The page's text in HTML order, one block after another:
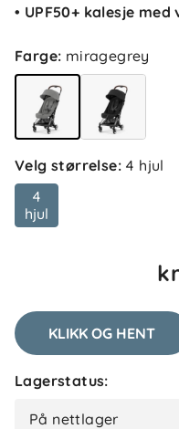
• UPF50+ kalesje
Farge: miragegrey
Velg størrelse: 4 hjul
4
hjul
KLIKK OG HENT
Lagerstatus:
På nettlager